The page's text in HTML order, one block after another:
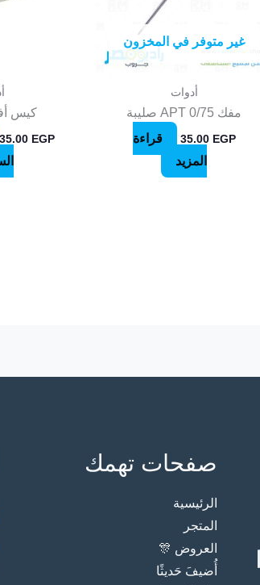
غير متوفر في المخزون
أدوات
مفك APT 0/75 صليبة
35.00 EGP
قراءة
المزيد
كيس أفيز
35.00 EGP
صفحات تهمك
الرئيسية
المتجر
العروض 🎊
أُضيفَ حَديثًا